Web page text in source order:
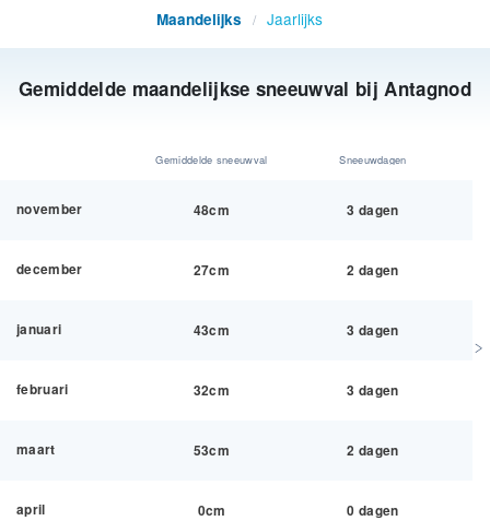
Gemiddelde maandelijkse sneeuwval bij Antagnod
Maandelijks / Jaarlijks
Gemiddelde sneeuwval Sneeuwdagen
november 48cm 3 dagen
december 27cm 2 dagen
januari 43cm 3 dagen
februari 32cm 3 dagen
maart 53cm 2 dagen
april 0cm 0 dagen